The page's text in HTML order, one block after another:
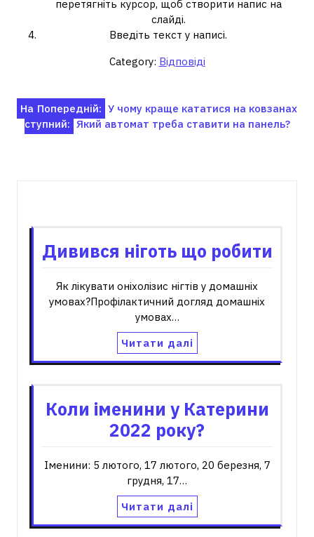
перетягніть курсор, щоб створити напис на
слайді.
Введіть текст у написі.
Category: Відповіді
Навігація
записів
Попередній: У чому краще кататися на ковзанах
На
ступний: Який автомат треба ставити на панель?
Дивився ніготь що робити
Як лікувати оніхолізис нігтів у домашніх
умовах?Профілактичний догляд домашніх
умовах…
Читати далі
Коли іменини у Катерини
2022 року?
Іменини: 5 лютого, 17 лютого, 20 березня, 7
грудня, 17…
Читати далі